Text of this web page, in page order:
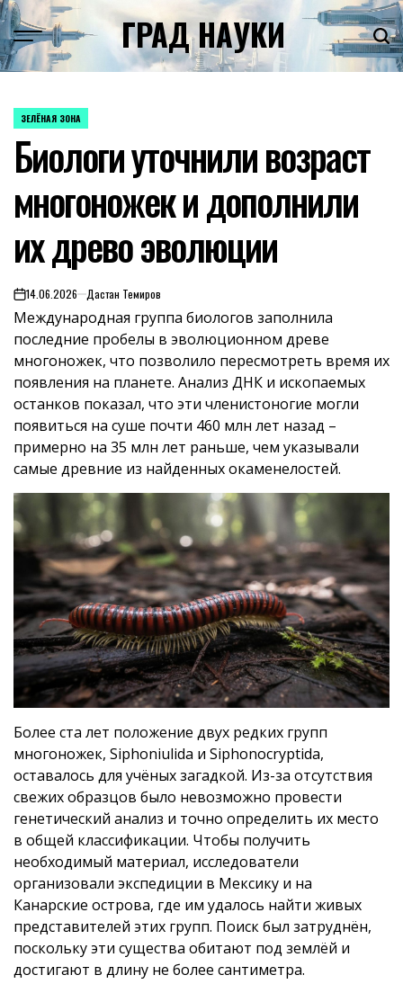
Skip
to
content
ГРАД НАУКИ
POSTED
ЗЕЛЁНАЯ ЗОНА
Биологи уточнили возраст
многоножек и дополнили
их древо эволюции
on14.06.2026 Дастан Темиров
Международная группа биологов заполнила
последние пробелы в эволюционном древе
многоножек, что позволило пересмотреть время их
появления на планете. Анализ ДНК и ископаемых
останков показал, что эти членистоногие могли
появиться на суше почти 460 млн лет назад –
примерно на 35 млн лет раньше, чем указывали
самые древние из найденных окаменелостей.
Более ста лет положение двух редких групп
многоножек, Siphoniulida и Siphonocryptida,
оставалось для учёных загадкой. Из-за отсутствия
свежих образцов было невозможно провести
генетический анализ и точно определить их место
в общей классификации. Чтобы получить
необходимый материал, исследователи
организовали экспедиции в Мексику и на
Канарские острова, где им удалось найти живых
представителей этих групп. Поиск был затруднён,
поскольку эти существа обитают под землёй и
достигают в длину не более сантиметра.